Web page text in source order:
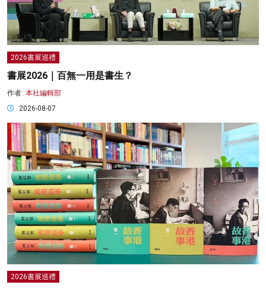
2026書展巡禮
書展2026｜百無一用是書生？
作者: 本社編輯部
2026-08-07
2026書展巡禮